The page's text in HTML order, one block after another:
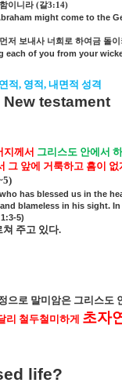
이니라(갈3:14)
might come to the
먼저 보내사 너희로 하여금 돌이
of you from your
적 , 영적 , 내면적 성격
testament
지께서 그리스도 안에서
그 앞에 거룩하고 흠이
has blessed us in the
blameless in his sight.
5)
쳐 주고 있다.
으로 말미암은 그리스도
리 철두철미하게 초자
life?